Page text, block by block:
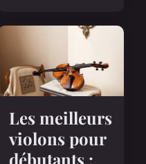
Les meilleurs
violons pour
débutants :